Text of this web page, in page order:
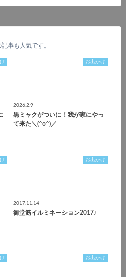
記事も人気です。
お出かけ
2026.2.9
黒ミャクがついに！我が家にやっ
て来た＼(^o^)／
お出かけ
2017.11.14
御堂筋イルミネーション2017♪
お出かけ